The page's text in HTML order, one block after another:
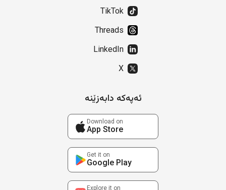
TikTok
Threads
LinkedIn
X
ئەپەکە دابەزێنە
Download on
App Store
Get it on
Google Play